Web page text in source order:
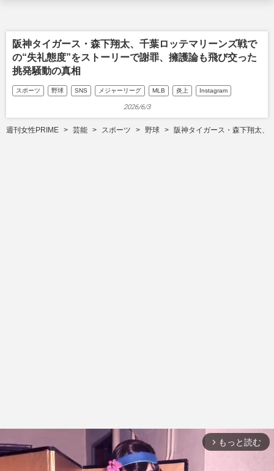
阪神タイガース・森下翔太、千葉ロッテマリーンズ戦で
の“失礼態度”をストーリーで謝罪、擁護論も飛び交った
挑発騒動の真相
スポーツ 野球 SNS メジャーリーグ MLB 炎上 Instagram
2026/6/3
週刊女性PRIME 芸能 スポーツ 野球 阪神タイガース・森下翔太、
arrow_forward_ios もっと読む